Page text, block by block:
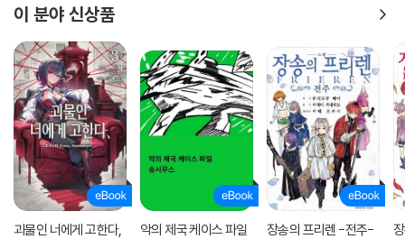
이 분야 신상품
괴물인 너에게 고한다,
악의 제국 케이스 파일 장송의 프리렌 -전주-